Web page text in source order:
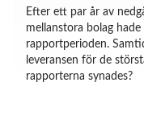
Efter ett par år av
mellanstora bolag
rapportperioden.
leveransen för de
rapporterna synades?